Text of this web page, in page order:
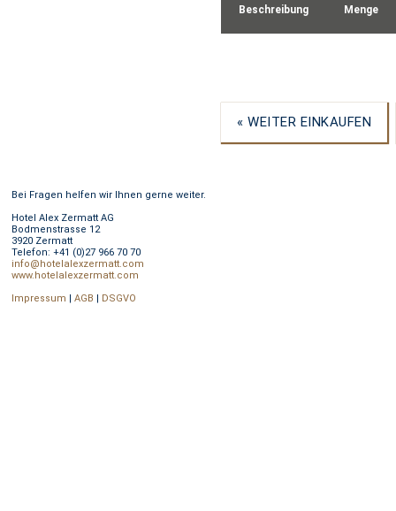
Beschreibung Menge
« WEITER EINKAUFEN
Bei Fragen helfen wir Ihnen gerne weiter.
Hotel Alex Zermatt AG
Bodmenstrasse 12
3920 Zermatt
Telefon: +41 (0)27 966 70 70
info@hotelalexzermatt.com
www.hotelalexzermatt.com
Impressum | AGB | DSGVO